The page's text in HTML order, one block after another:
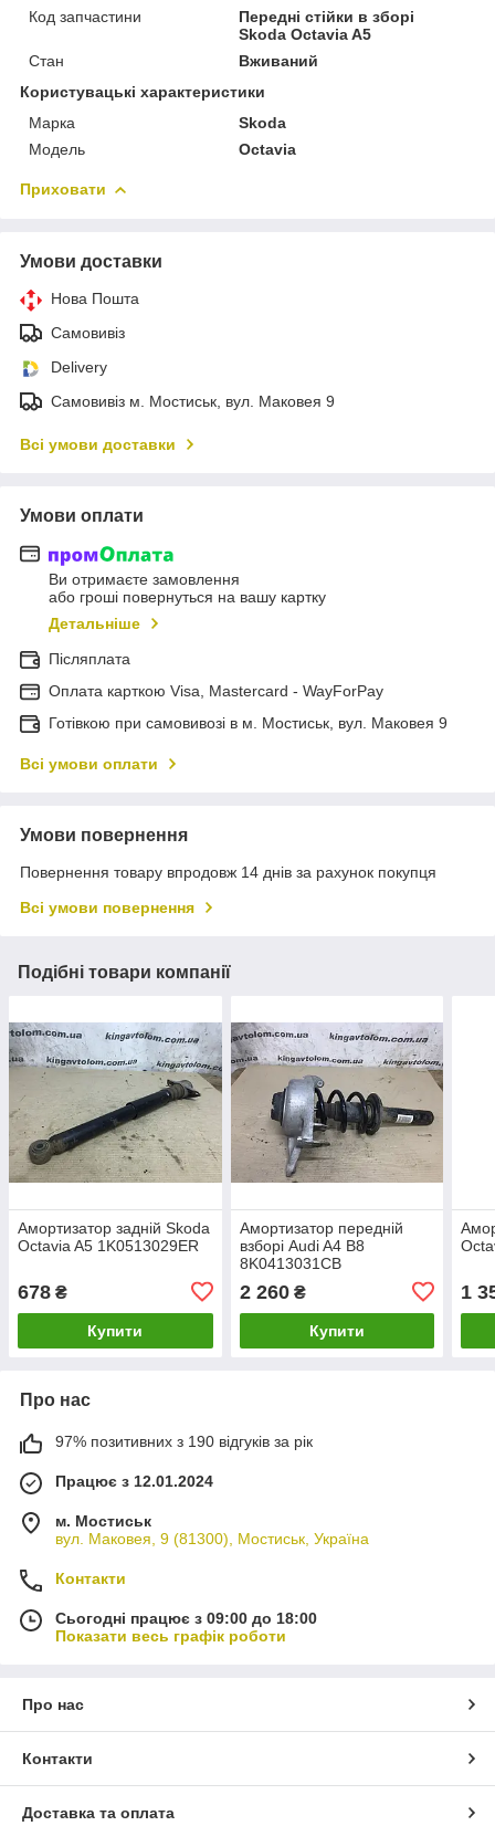
Код запчастини
Передні стійки в зборі
Skoda Octavia A5
Стан
Вживаний
Користувацькі характеристики
Марка
Skoda
Модель
Octavia
Приховати
Умови доставки
Нова Пошта
Самовивіз
Delivery
Самовивіз м. Мостиськ, вул. Маковея 9
Всі умови доставки
Умови оплати
Ви отримаєте замовлення
або гроші повернуться на вашу картку
Детальніше
Післяплата
Оплата карткою Visa, Mastercard - WayForPay
Готівкою при самовивозі в м. Мостиськ, вул. Маковея 9
Всі умови оплати
Умови повернення
Повернення товару впродовж 14 днів за рахунок покупця
Всі умови повернення
Подібні товари компанії
Амортизатор задній Skoda
Octavia A5 1K0513029ER
678 ₴
Купити
Амортизатор передній
взборі Audi A4 B8
8K0413031CB
2 260₴
Купити
1
Про нас
97% позитивних з 190 відгуків за рік
Працює з 12.01.2024
м. Мостиськ
вул. Маковея, 9 (81300), Мостиськ, Україна
Контакти
Сьогодні працює з 09:00 до 18:00
Показати весь графік роботи
Про нас
Контакти
Доставка та оплата